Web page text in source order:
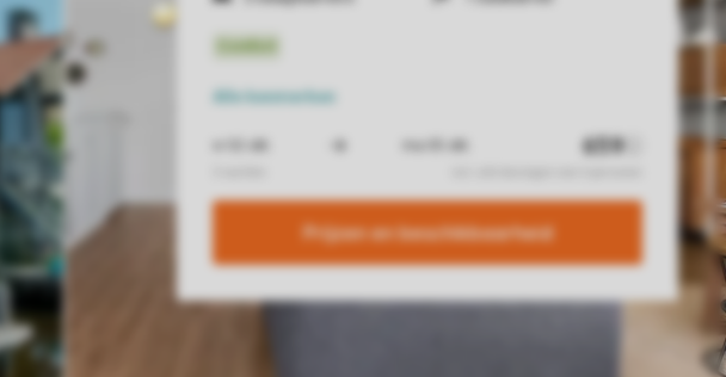
Alle kenmerken
Prijzen en beschikbaarheid